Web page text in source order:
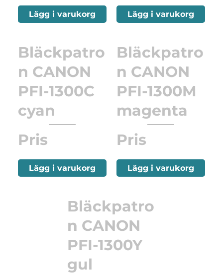
Lägg i varukorg Lägg i varukorg
Bläckpatro
n CANON
PFI-1300C
cyan
Pris
Lägg i varukorg
Bläckpatro
n CANON
PFI-1300M
magenta
Pris
Lägg i varukorg
Bläckpatro
n CANON
PFI-1300Y
gul